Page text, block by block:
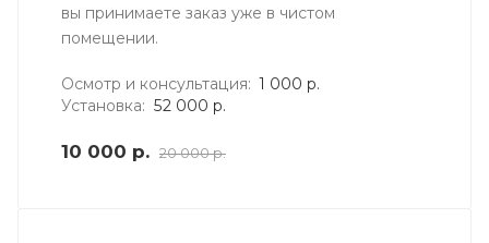
вы принимаете заказ уже в чистом
помещении.
Осмотр и консультация: 1 000 р.
Установка: 52 000 р.
10 000 р. 20 000 р.